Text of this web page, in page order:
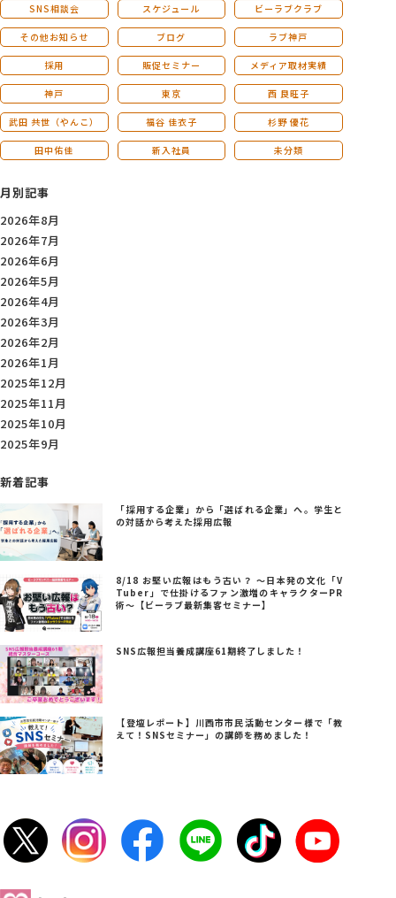
SNS相談会 スケジュール ビーラブクラブ
その他お知らせ ブログ ラブ神戸
採用 販促セミナー メディア取材実績
神戸 東京 西 良旺子
武田 共世（やんこ） 福谷 佳衣子 杉野 優花
田中佑佳 新入社員 未分類
月別記事
2026年8月
2026年7月
2026年6月
2026年5月
2026年4月
2026年3月
2026年2月
2026年1月
2025年12月
2025年11月
2025年10月
2025年9月
新着記事
「採用する企業」から「選ばれる企業」へ。学生と
の対話から考えた採用広報
8/18 お堅い広報はもう古い？ ～日本発の文化「V
Tuber」で仕掛けるファン激増のキャラクターPR
術～【ビーラブ最新集客セミナー】
SNS広報担当養成講座61期終了しました！
【登壇レポート】川西市市民活動センター様で「教
えて！SNSセミナー」の講師を務めました！